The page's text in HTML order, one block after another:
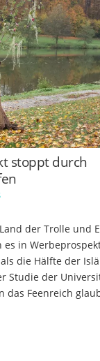
stoppt durch
der Trolle und
es in
die Hälfte der
Studie der
das Feenreich
Natur…